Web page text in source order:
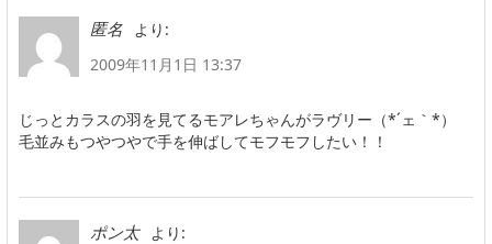
匿名
より:
2009年11月1日 13:37
じっとカラスの羽を見てるモアレちゃんがラヴリー（*´ェ｀*）
毛並みもつやつやで手を伸ばしてモフモフしたい！！
ポン太
より: